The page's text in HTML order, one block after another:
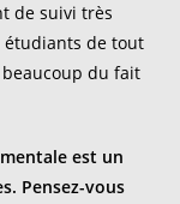
de suivi très
de tout
du fait
est un
Pensez-vous